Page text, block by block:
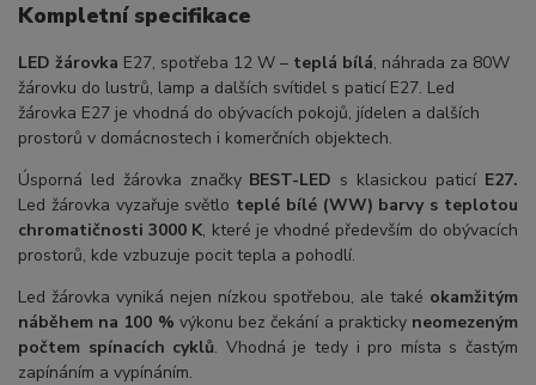
Kompletní specifikace
LED žárovka E27, spotřeba 12 W – teplá bílá, náhrada za 80W
žárovku do lustrů, lamp a dalších svítidel s paticí E27. Led
žárovka E27 je vhodná do obývacích pokojů, jídelen a dalších
prostorů v domácnostech i komerčních objektech.
Úsporná led žárovka značky BEST-LED s klasickou paticí E27.
Led žárovka vyzařuje světlo teplé bílé (WW) barvy s teplotou
chromatičnosti 3000 K, které je vhodné především do obývacích
prostorů, kde vzbuzuje pocit tepla a pohodlí.
Led žárovka vyniká nejen nízkou spotřebou, ale také okamžitým
náběhem na 100 % výkonu bez čekání a prakticky neomezeným
počtem spínacích cyklů. Vhodná je tedy i pro místa s častým
zapínáním a vypínáním.